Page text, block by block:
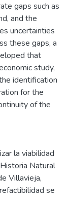
gaps such as
and the
uncertainties
these gaps, a
that
study,
identification
for the
of the
la viabilidad
Natural
Villavieja,
se